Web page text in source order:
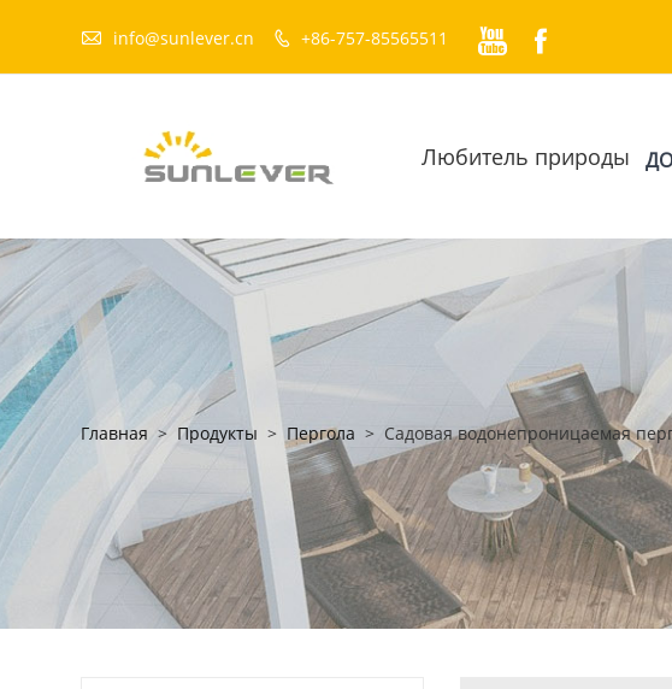
 info@sunlever.cn  +86-757-85565511  
Любитель природы
Главная > Продукты > Пергола > Садовая водонепроницаемая